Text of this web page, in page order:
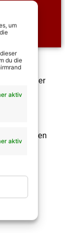
um
du die
aktiv
aktiv
der
des
zwei Jahren